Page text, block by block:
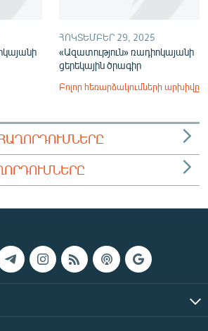
ՀՈԿՏԵՄԲԵՐ 29, 2025
«Ազատություն» ռադիոկայանի
ցերեկային ծրագիր
Բոլոր հեռարձակումների արխիվը